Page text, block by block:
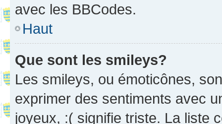
avec les BBCodes.
Haut
Que sont les smileys?
Les smileys, ou émoticônes,
exprimer des sentiments avec
joyeux, :( signifie triste. La liste